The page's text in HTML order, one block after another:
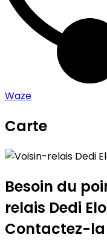
Waze
Carte
+
−
Besoin du
relais Dedi
Contactez-